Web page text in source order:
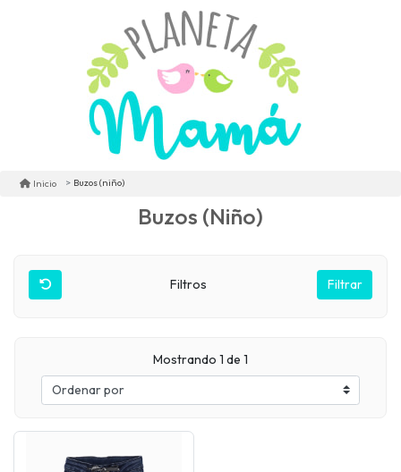
Inicio Buzos (niño)
Buzos (niño)
Filtros Filtrar
Mostrando 1 de 1